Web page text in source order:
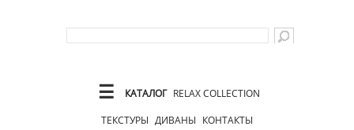
☰ КАТАЛОГ RELAX COLLECTION
ТЕКСТУРЫ ДИВАНЫ КОНТАКТЫ